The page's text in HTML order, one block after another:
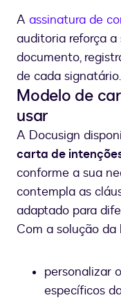
A assinatura de
auditoria reforça
documento,
de cada signatário.
Modelo de
usar
A Docusign
carta de
conforme a sua
contempla as
adaptado para
Com a solução da
personalizar
específicos